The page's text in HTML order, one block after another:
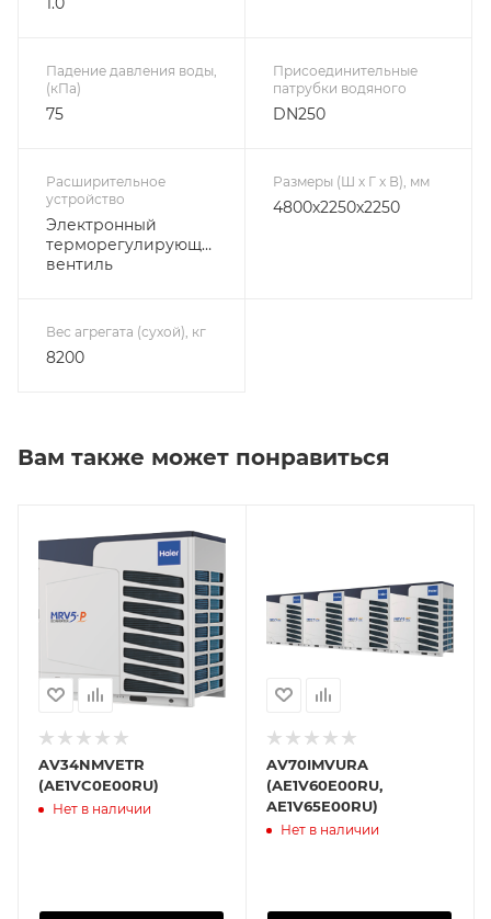
Падение давления воды,
(кПа)
75
Присоединительные
патрубки водяного
DN250
Расширительное
устройство
Электронный
терморегулирующий
вентиль
Размеры (Ш х Г х В), мм
4800х2250х2250
Вес агрегата (сухой), кг
8200
Вам также может понравиться
AV34NMVETR
(AE1VC0E00RU)
Нет в наличии
AV70IMVURA
(AE1V60E00RU,
AE1V65E00RU)
Нет в наличии